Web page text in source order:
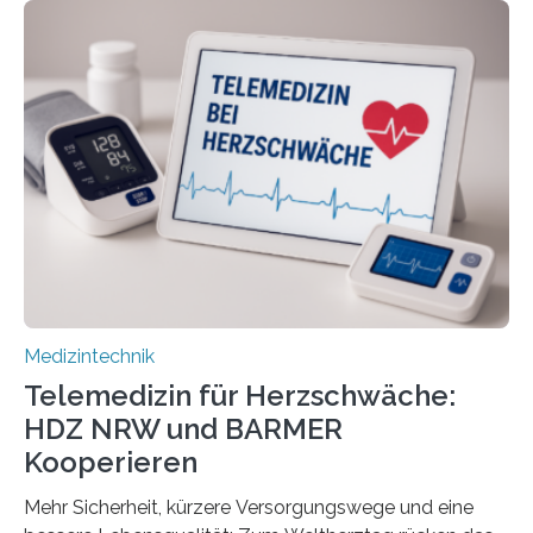
Forscherinnen der Technischen Universität Dresden
(TUD) richtet sich das Portal sowohl an Patientinnen
und Patienten, aber ebenso an medizinisches
Fachpersonal. Für all diese Zielgruppen bietet sie
speziell zugeschnittene Informationen, um deren
digitale Gesundheitskompetenz zu steigern. MiHUBx ist
Medizintechnik
Telemedizin für Herzschwäche:
HDZ NRW und BARMER
Kooperieren
Mehr Sicherheit, kürzere Versorgungswege und eine